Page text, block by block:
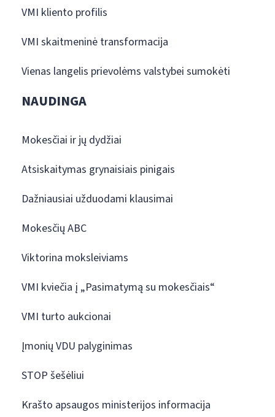
VMI kliento profilis
VMI skaitmeninė transformacija
Vienas langelis prievolėms valstybei sumokėti
NAUDINGA
Mokesčiai ir jų dydžiai
Atsiskaitymas grynaisiais pinigais
Dažniausiai užduodami klausimai
Mokesčių ABC
Viktorina moksleiviams
VMI kviečia į „Pasimatymą su mokesčiais“
VMI turto aukcionai
Įmonių VDU palyginimas
STOP šešėliui
Krašto apsaugos ministerijos informacija